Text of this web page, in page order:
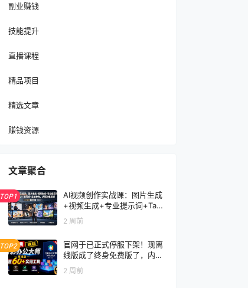
副业赚钱
技能提升
直播课程
精品项目
精选文章
赚钱资源
文章聚合
TOP1
AI视频创作实战课：图片生成
+视频生成+专业提示词+TapN
ow×首尾帧+全能参考，从零
到电影感成片
2 周前
TOP2
官网于已正式停服下架！现离
线版成了终身免费版了，内置
60+实用工具 万彩办公大师离
线版 OfficeBox
2 周前